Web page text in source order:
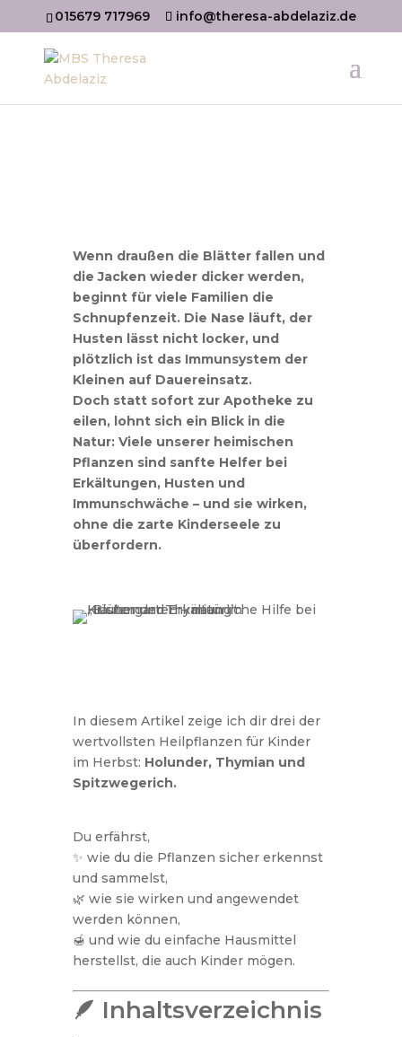
015679 717969 info@theresa-abdelaziz.de
Wenn draußen die Blätter fallen und
die Jacken wieder dicker werden,
beginnt für viele Familien die
Schnupfenzeit. Die Nase läuft, der
Husten lässt nicht locker, und
plötzlich ist das Immunsystem der
Kleinen auf Dauereinsatz.
Doch statt sofort zur Apotheke zu
eilen, lohnt sich ein Blick in die
Natur: Viele unserer heimischen
Pflanzen sind sanfte Helfer bei
Erkältungen, Husten und
Immunschwäche – und sie wirken,
ohne die zarte Kinderseele zu
überfordern.
In diesem Artikel zeige ich dir drei der
wertvollsten Heilpflanzen für Kinder
im Herbst: Holunder, Thymian und
Spitzwegerich.
Du erfährst,
✨ wie du die Pflanzen sicher erkennst
und sammelst,
🌿 wie sie wirken und angewendet
werden können,
🍯 und wie du einfache Hausmittel
herstellst, die auch Kinder mögen.
🪶 Inhaltsverzeichnis